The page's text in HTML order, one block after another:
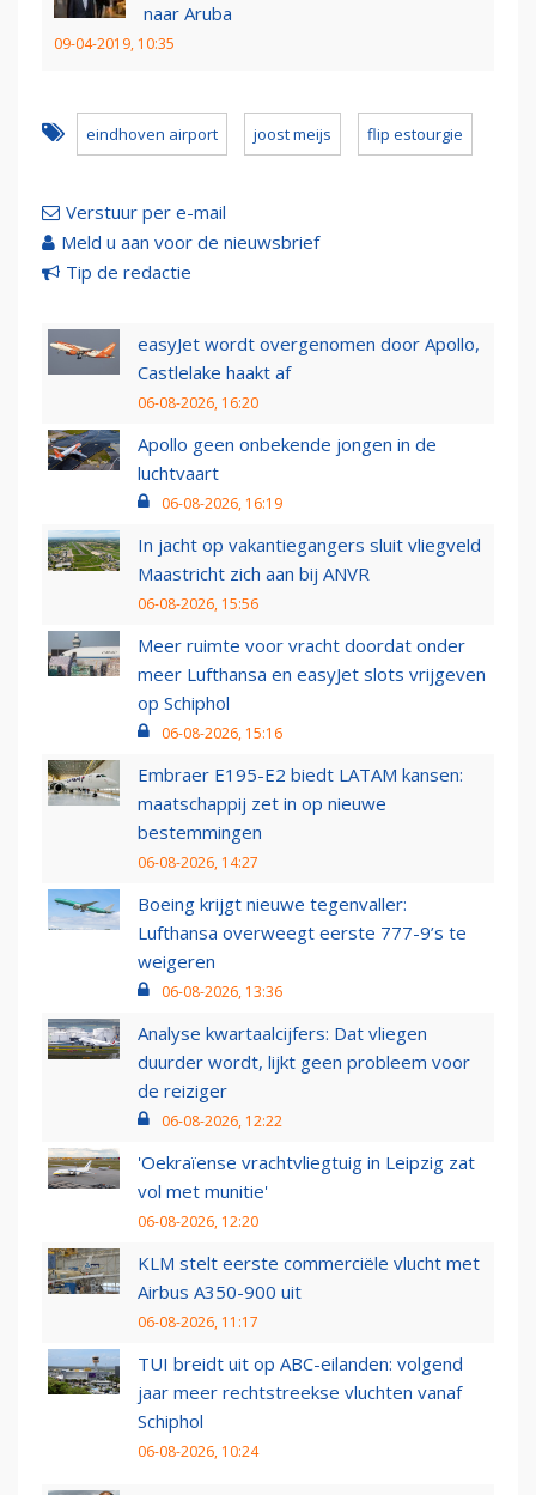
naar Aruba
09-04-2019, 10:35
eindhoven airport joost meijs flip estourgie
Verstuur per e-mail
Meld u aan voor de nieuwsbrief
Tip de redactie
easyJet wordt overgenomen door Apollo,
Castlelake haakt af
06-08-2026, 16:20
Apollo geen onbekende jongen in de
luchtvaart
06-08-2026, 16:19
In jacht op vakantiegangers sluit vliegveld
Maastricht zich aan bij ANVR
06-08-2026, 15:56
Meer ruimte voor vracht doordat onder
meer Lufthansa en easyJet slots vrijgeven
op Schiphol
06-08-2026, 15:16
Embraer E195-E2 biedt LATAM kansen:
maatschappij zet in op nieuwe
bestemmingen
06-08-2026, 14:27
Boeing krijgt nieuwe tegenvaller:
Lufthansa overweegt eerste 777-9’s te
weigeren
06-08-2026, 13:36
Analyse kwartaalcijfers: Dat vliegen
duurder wordt, lijkt geen probleem voor
de reiziger
06-08-2026, 12:22
'Oekraïense vrachtvliegtuig in Leipzig zat
vol met munitie'
06-08-2026, 12:20
KLM stelt eerste commerciële vlucht met
Airbus A350-900 uit
06-08-2026, 11:17
TUI breidt uit op ABC-eilanden: volgend
jaar meer rechtstreekse vluchten vanaf
Schiphol
06-08-2026, 10:24